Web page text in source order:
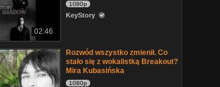
02:46
1080p
KeyStory
Rozwód wszystko zmienił. Co
stało się z wokalistką Breakout?
Mira Kubasińska
1080p